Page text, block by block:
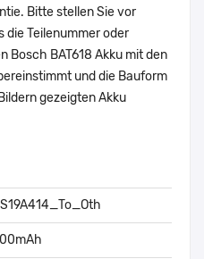
Bitte stellen Sie vor
die Teilenummer oder
Bosch BAT618 Akku mit den
und die Bauform
gezeigten Akku